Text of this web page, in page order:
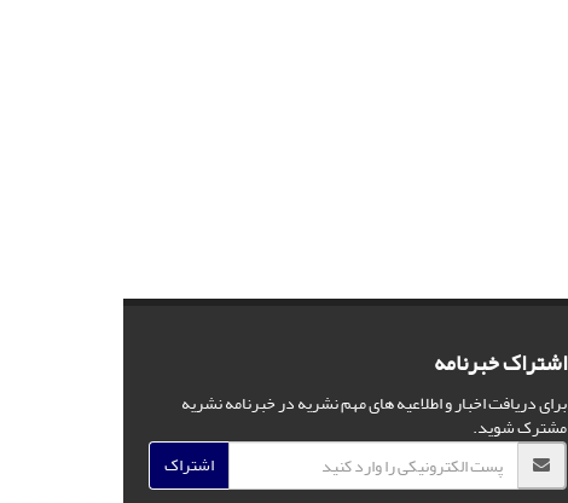
اشتراک خبرنامه
برای دریافت اخبار و اطلاعیه های مهم نشریه در خبرنامه نشریه
مشترک شوید.
اشتراک